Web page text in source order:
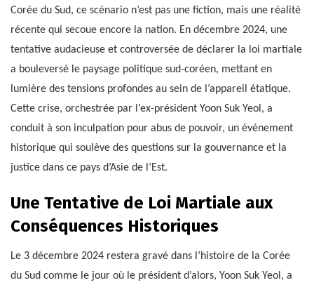
Corée du Sud, ce scénario n’est pas une fiction, mais une réalité
récente qui secoue encore la nation. En décembre 2024, une
tentative audacieuse et controversée de déclarer la loi martiale
a bouleversé le paysage politique sud-coréen, mettant en
lumière des tensions profondes au sein de l’appareil étatique.
Cette crise, orchestrée par l’ex-président Yoon Suk Yeol, a
conduit à son inculpation pour abus de pouvoir, un événement
historique qui soulève des questions sur la gouvernance et la
justice dans ce pays d’Asie de l’Est.
Une Tentative de Loi Martiale aux
Conséquences Historiques
Le 3 décembre 2024 restera gravé dans l’histoire de la Corée
du Sud comme le jour où le président d’alors, Yoon Suk Yeol, a